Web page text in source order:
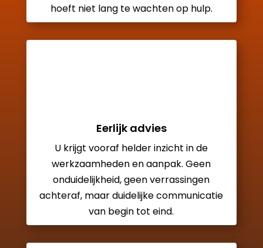
hoeft niet lang te wachten op hulp.
Eerlijk advies
U krijgt vooraf helder inzicht in de
werkzaamheden en aanpak. Geen
onduidelijkheid, geen verrassingen
achteraf, maar duidelijke communicatie
van begin tot eind.